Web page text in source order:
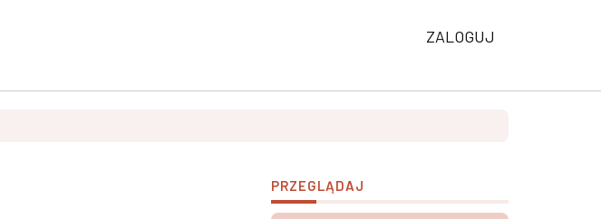
ZALOGUJ
PRZEGLĄDAJ